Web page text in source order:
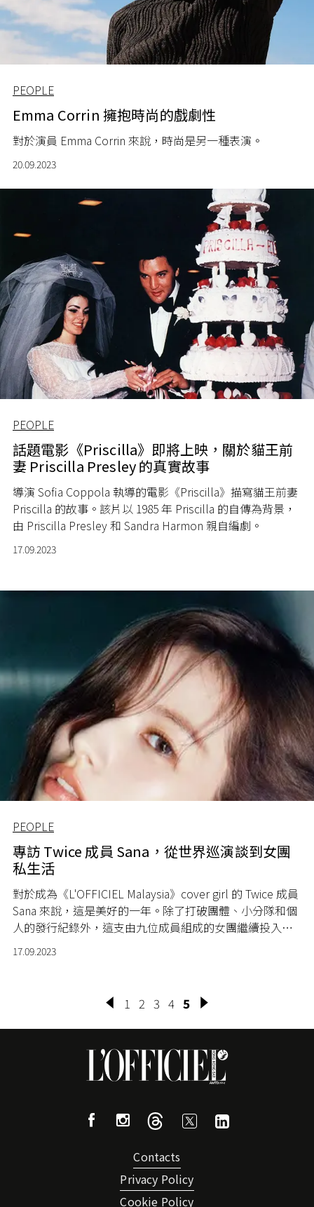
PEOPLE
Emma Corrin 擁抱時尚的戲劇性
對於演員 Emma Corrin 來說，時尚是另一種表演。
20.09.2023
PEOPLE
話題電影《Priscilla》即將上映，關於貓王前
妻 Priscilla Presley 的真實故事
導演 Sofia Coppola 執導的電影《Priscilla》描寫貓王前妻
Priscilla 的故事。該片以 1985 年 Priscilla 的自傳為背景，
由 Priscilla Presley 和 Sandra Harmon 親自編劇。
17.09.2023
PEOPLE
專訪 Twice 成員 Sana，從世界巡演談到女團
私生活
對於成為《L'OFFICIEL Malaysia》cover girl 的 Twice 成員
Sana 來說，這是美好的一年。除了打破團體、小分隊和個
人的發行紀錄外，這支由九位成員組成的女團繼續投入她
們的 Ready To Be 世界巡迴演唱會，一站站地征服全世
界。
17.09.2023
1 2 3 4 5
Contacts
Privacy Policy
Cookie Policy